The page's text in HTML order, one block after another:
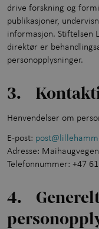
drive forskning og
publikasjoner,
informasjon. Stiftelsen
direktør er
personopplysninger.
3.
Henvendelser om
E-post:
Adresse:
Telefonnummer: +47
4.